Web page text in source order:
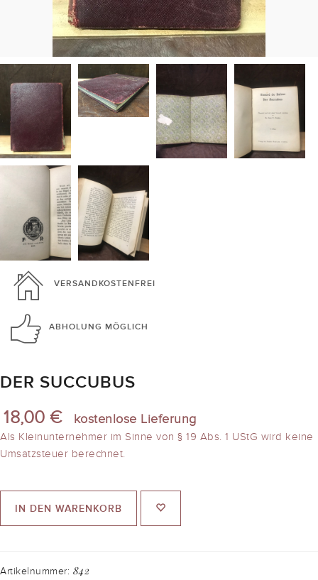
VERSANDKOSTENFREI
ABHOLUNG MÖGLICH
DER SUCCUBUS
18,00 € kostenlose Lieferung
Als Kleinunternehmer im Sinne von § 19 Abs. 1 UStG wird keine
Umsatzsteuer berechnet.
IN DEN WARENKORB
Artikelnummer: 842